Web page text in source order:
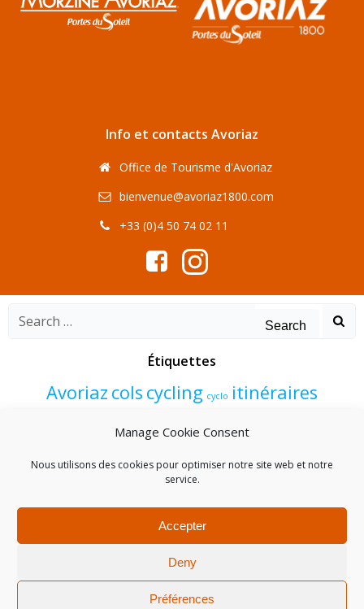
Manage Cookie Consent
Nous utilisons des cookies pour optimiser notre site web et notre
service.
Accepter
Deny
Préférences
Info et contacts Avoriaz
Office de Tourisme d'Avoriaz
bienvenue@avoriaz1800.com
+33 (0)4 50 74 02 11
Search
Étiquettes
Avoriaz cols cycling cyclo itinéraires
Morzineprogramme
événements
© 2026 cycling.morzine-avoriaz.com. Created for free
using WordPress and